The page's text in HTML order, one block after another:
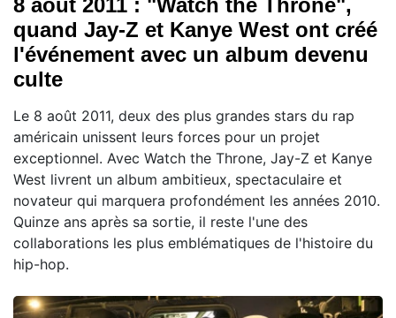
quand Jay-Z et Kanye West ont créé
l'événement avec un album devenu
culte
Le 8 août 2011, deux des plus grandes stars du rap
américain unissent leurs forces pour un projet
exceptionnel. Avec Watch the Throne, Jay-Z et Kanye
West livrent un album ambitieux, spectaculaire et
novateur qui marquera profondément les années 2010.
Quinze ans après sa sortie, il reste l'une des
collaborations les plus emblématiques de l'histoire du
hip-hop.